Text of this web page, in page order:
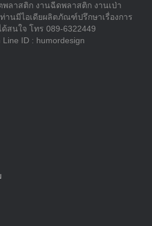
ลาสติก งานฉีดพลาสติก งานเป่า
นมีไอเดียผลิตภัณฑ์ปรึกษาเรื่องการ
สนใจ โทร 089-6322449
ID : humordesign